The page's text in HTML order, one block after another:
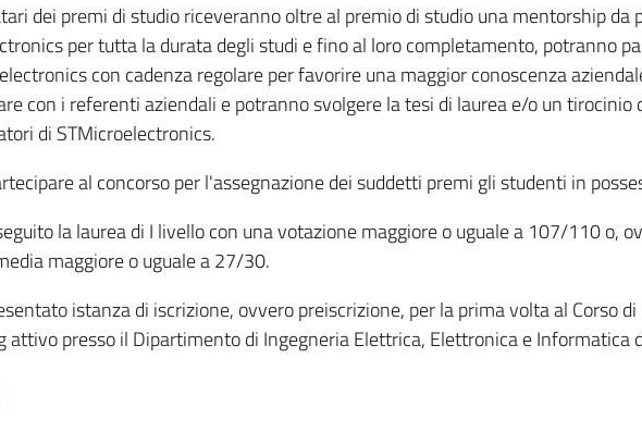
dei premi di studio riceveranno oltre al premio di studio una mentorship da
per tutta la durata degli studi e fino al loro completamento, potranno
con cadenza regolare per favorire una maggior conoscenza
con i referenti aziendali e potranno svolgere la tesi di laurea e/o un
di STMicroelectronics.
al concorso per l'assegnazione dei suddetti premi gli studenti in
la laurea di I livello con una votazione maggiore o uguale a 107/110 o,
maggiore o uguale a 27/30.
istanza di iscrizione, ovvero preiscrizione, per la prima volta al Corso
attivo presso il Dipartimento di Ingegneria Elettrica, Elettronica e Informatica